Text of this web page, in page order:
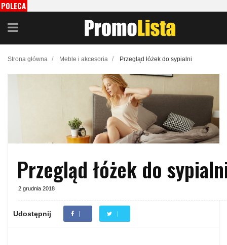
POLECA
Strona główna / Meble i akcesoria / Przegląd łóżek do sypialni
Przegląd łóżek do
2 grudnia 2018
Udostępnij